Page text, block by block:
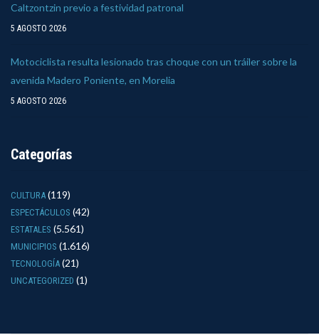
Caltzontzin previo a festividad patronal
5 AGOSTO 2026
Motociclista resulta lesionado tras choque con un tráiler sobre la
avenida Madero Poniente, en Morelia
5 AGOSTO 2026
Categorías
CULTURA (119)
ESPECTÁCULOS (42)
ESTATALES (5.561)
MUNICIPIOS (1.616)
TECNOLOGÍA (21)
UNCATEGORIZED (1)